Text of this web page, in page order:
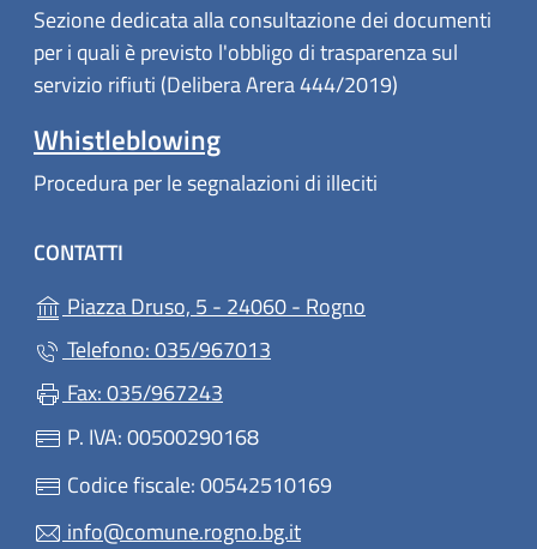
Sezione dedicata alla consultazione dei documenti
per i quali è previsto l'obbligo di trasparenza sul
servizio rifiuti (Delibera Arera 444/2019)
Whistleblowing
Procedura per le segnalazioni di illeciti
CONTATTI
Piazza Druso, 5 - 24060 - Rogno
Telefono: 035/967013
Fax: 035/967243
P. IVA: 00500290168
Codice fiscale: 00542510169
info@comune.rogno.bg.it